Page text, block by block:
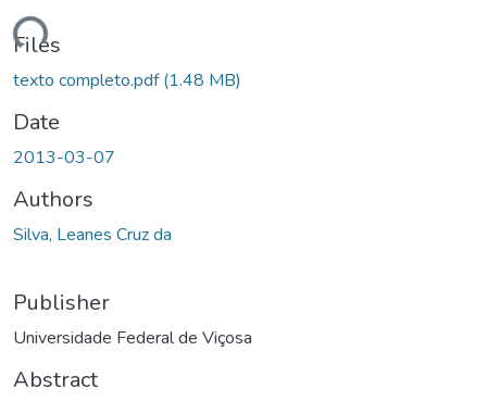
Files
texto completo.pdf(1.48 MB)
Date
2013-03-07
Authors
Silva, Leanes Cruz da
Publisher
Universidade Federal de Viçosa
Abstract